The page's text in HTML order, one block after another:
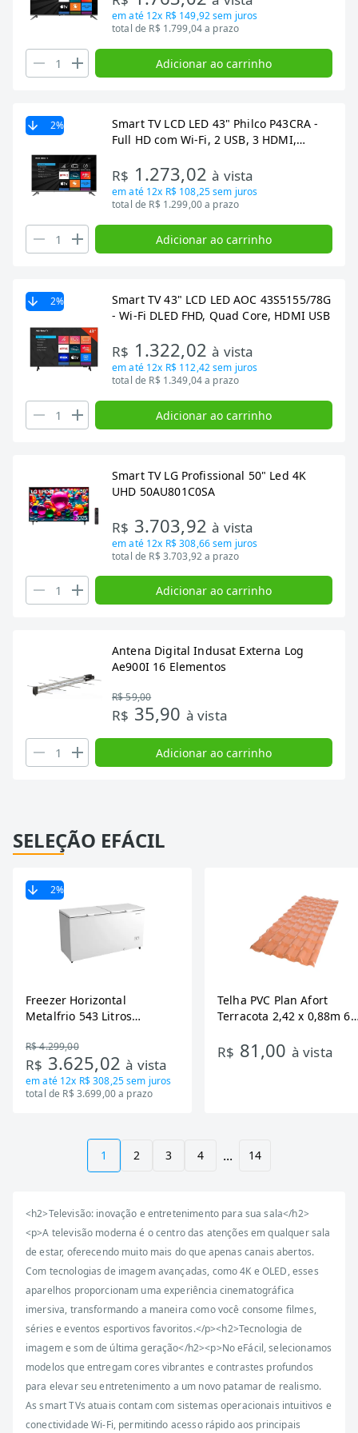
em até 12x R$ 149,92sem juros
total de R$ 1.799,04 a prazo
Adicionar ao carrinho
2%
Smart TV LCD LED 43" Philco P43CRA -
Full HD com Wi-Fi, 2 USB, 3 HDMI,
R$ 1.273,02à vista
em até 12x R$ 108,25sem juros
total de R$ 1.299,00 a prazo
Adicionar ao carrinho
2%
Smart TV 43" LCD LED AOC 43S5155/78G
- Wi-Fi DLED FHD, Quad Core, HDMI USB
R$ 1.322,02à vista
em até 12x R$ 112,42sem juros
total de R$ 1.349,04 a prazo
Adicionar ao carrinho
Smart TV LG Profissional 50" Led 4K
UHD 50AU801C0SA
R$ 3.703,92à vista
em até 12x R$ 308,66sem juros
total de R$ 3.703,92 a prazo
Adicionar ao carrinho
Antena Digital Indusat Externa Log
Ae900I 16 Elementos
R$ 59,00
R$ 35,90 à vista
Adicionar ao carrinho
SELEÇÃO EFÁCIL
2%
Freezer Horizontal
Metalfrio 543 Litros
Tecnologia Inverter, Branco,
Bivolt
R$ 4.299,00
R$ 3.625,02à vista
em até 12x R$ 308,25sem juros
total de R$ 3.699,00 a prazo
Telha PVC Plan Afort
Terracota 2,42 x 0,88m 6
R$ 81,00 à vista
1 2 3 4 ... 14
<h2>Televisão: inovação e entretenimento para sua sala</h2>
<p>A televisão moderna é o centro das atenções em qualquer sala
de estar, oferecendo muito mais do que apenas canais abertos.
Com tecnologias de imagem avançadas, como 4K e OLED, esses
aparelhos proporcionam uma experiência cinematográfica
imersiva, transformando a maneira como você consome filmes,
séries e eventos esportivos favoritos.</p><h2>Tecnologia de
imagem e som de última geração</h2><p>No eFácil, selecionamos
modelos que entregam cores vibrantes e contrastes profundos
para elevar seu entretenimento a um novo patamar de realismo.
As smart TVs atuais contam com sistemas operacionais intuitivos e
conectividade Wi-Fi, permitindo acesso rápido aos principais